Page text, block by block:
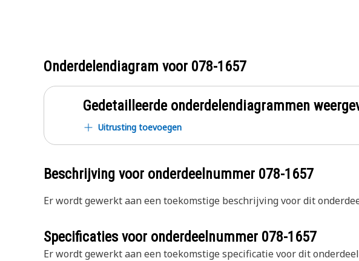
Onderdelendiagram voor 078-1657
Gedetailleerde onderdelendiagrammen
Uitrusting toevoegen
Beschrijving voor onderdeelnummer 078-1657
Er wordt gewerkt aan een toekomstige beschrijving voor dit
Specificaties voor onderdeelnummer 078-1657
Er wordt gewerkt aan een toekomstige specificatie voor dit